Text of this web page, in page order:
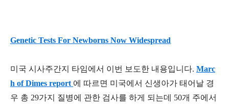
Genetic Tests For Newborns Now Widespread
미국 시사주간지 타임에서 이번 보도한 내용입니다. Marc
h of Dimes report 에 따르면 미국에서 신생아가 태어날 경
우 총 29가지 질병에 관한 검사를 하게 되는데 50개 주에서